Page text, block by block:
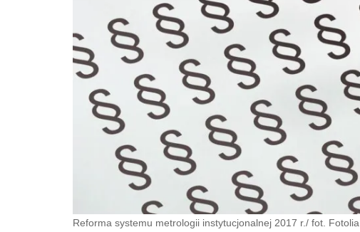
Reforma systemu metrologii instytucjonalnej 2017 r./ fot. Fotolia